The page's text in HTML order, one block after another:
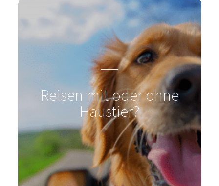
Reisen mit oder ohne
Haustier?